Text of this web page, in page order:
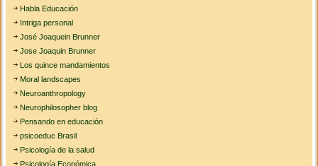
Habla Educación
Intriga personal
José Joaquein Brunner
Jose Joaquin Brunner
Los quince mandamientos
Moral landscapes
Neuroanthropology
Neurophilosopher blog
Pensando en educación
psicoeduc Brasil
Psicología de la salud
Psicología Económica